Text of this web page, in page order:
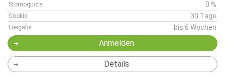
Stornoquote 0 %
Cookie 30 Tage
Freigabe bis 6 Wochen
Anmelden
Details